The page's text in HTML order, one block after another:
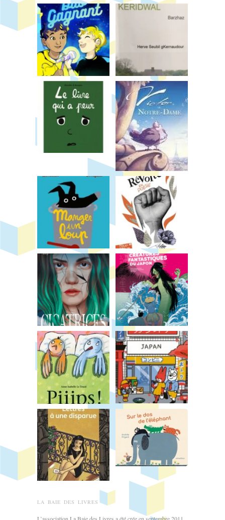
LA BAIE DES LIVRES